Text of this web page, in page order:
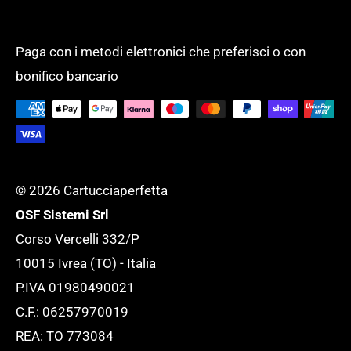
completo di oltre 50.000 prodotti per
supportare l'ufficio ed adattarlo ad ogni
esigenza.
SERVIZI GENERALI
Tempi di evasione
Tutte le novità
Paga con i metodi elettronici che preferisci o con
bonifico bancario
© 2026 Cartucciaperfetta
OSF Sistemi Srl
Corso Vercelli 332/P
10015 Ivrea (TO) - Italia
P.IVA 01980490021
C.F.: 06257970019
REA: TO 773084